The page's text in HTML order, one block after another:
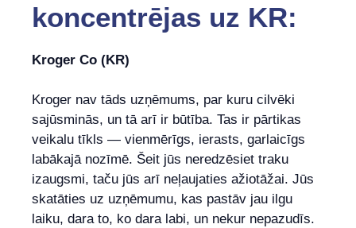
koncentrējas uz KR:
Kroger Co (KR)
Kroger nav tāds uzņēmums, par kuru cilvēki
sajūsminās, un tā arī ir būtība. Tas ir pārtikas
veikalu tīkls — vienmērīgs, ierasts, garlaicīgs
labākajā nozīmē. Šeit jūs neredzēsiet traku
izaugsmi, taču jūs arī neļaujaties ažiotāžai. Jūs
skatāties uz uzņēmumu, kas pastāv jau ilgu
laiku, dara to, ko dara labi, un nekur nepazudīs.